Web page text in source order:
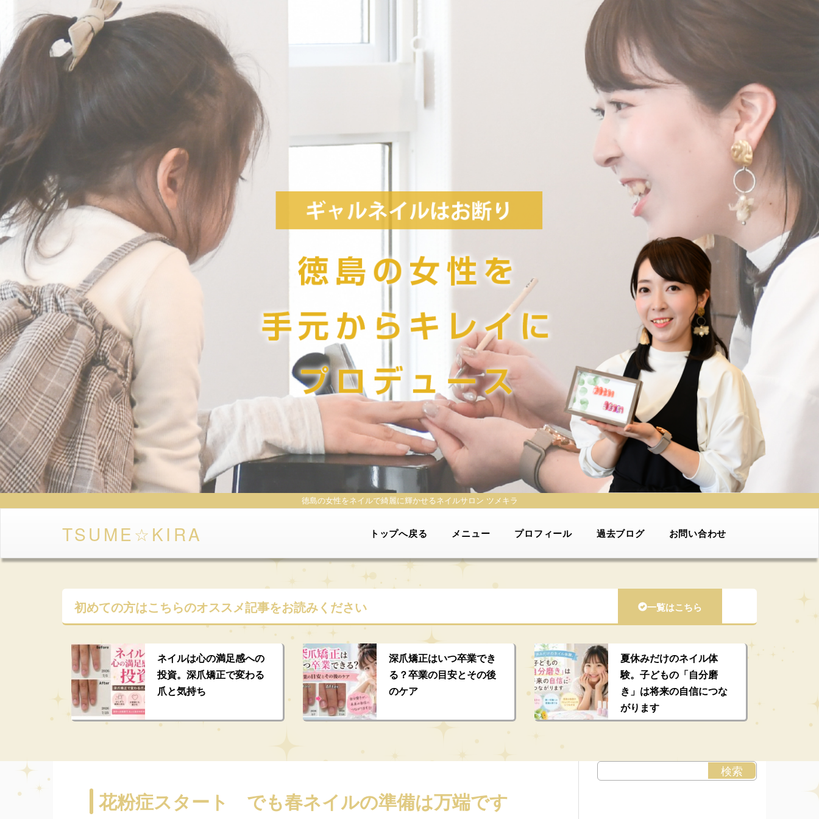
徳島の女性をネイルで綺麗に輝かせるネイルサロン ツメキラ
TSUME☆KIRA トップへ戻る メニュー プロフィール 過去ブログ お問い合わせ
初めての方はこちらのオススメ記事をお読みください 一覧はこちら
ネイルは心の満足感への
投資。深爪矯正で変わる
爪と気持ち
深爪矯正はいつ卒業でき
る？卒業の目安とその後
のケア
夏休みだけのネイル体
験。子どもの「自分磨
き」は将来の自信につな
がります
花粉症スタート でも春ネイルの準備は万端です